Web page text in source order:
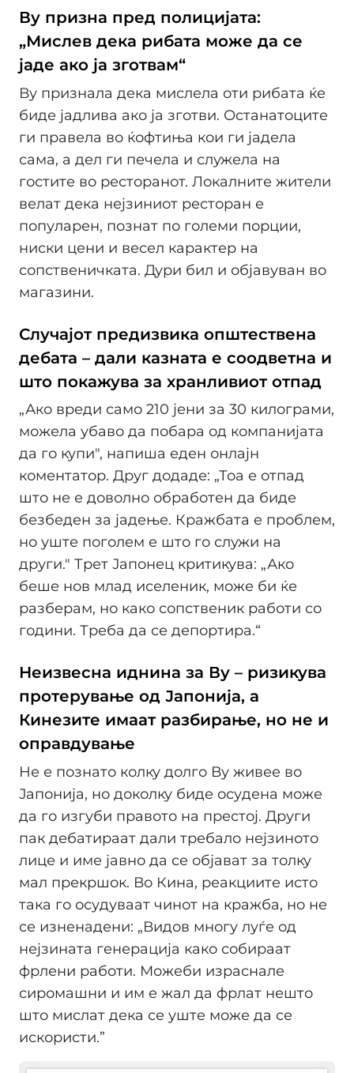
Ву призна пред полицијата:
„Мислев дека рибата може да се
јаде ако ја зготвам“
Ву признала дека мислела оти рибата ќе
биде јадлива ако ја зготви. Останатоците
ги правела во ќофтиња кои ги јадела
сама, а дел ги печела и служела на
гостите во ресторанот. Локалните жители
велат дека нејзиниот ресторан е
популарен, познат по големи порции,
ниски цени и весел карактер на
сопственичката. Дури бил и објавуван во
магазини.
Случајот предизвика општествена
дебата – дали казната е соодветна и
што покажува за хранливиот отпад
„Ако вреди само 210 јени за 30 килограми,
можела убаво да побара од компанијата
да го купи", напиша еден онлајн
коментатор. Друг додаде: „Тоа е отпад
што не е доволно обработен да биде
безбеден за јадење. Кражбата е проблем,
но уште поголем е што го служи на
други." Трет Јапонец критикува: „Ако
беше нов млад иселеник, може би ќе
разберам, но како сопственик работи со
години. Треба да се депортира.“
Неизвесна иднина за Ву – ризикува
протерување од Јапонија, а
Кинезите имаат разбирање, но не и
оправдување
Не е познато колку долго Ву живее во
Јапонија, но доколку биде осудена може
да го изгуби правото на престој. Други
пак дебатираат дали требало нејзиното
лице и име јавно да се објават за толку
мал прекршок. Во Кина, реакциите исто
така го осудуваат чинот на кражба, но не
се изненадени: „Видов многу луѓе од
нејзината генерација како собираат
фрлени работи. Можеби израснале
сиромашни и им е жал да фрлат нешто
што мислат дека се уште може да се
искористи.”